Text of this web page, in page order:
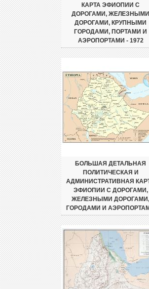
КАРТА ЭФИОПИИ С
ДОРОГАМИ, ЖЕЛЕЗНЫМИ
ДОРОГАМИ, КРУПНЫМИ
ГОРОДАМИ, ПОРТАМИ И
АЭРОПОРТАМИ - 1972
БОЛЬШАЯ ДЕТАЛЬНАЯ
ПОЛИТИЧЕСКАЯ И
АДМИНИСТРАТИВНАЯ
ЭФИОПИИ С ДОРОГАМИ,
ЖЕЛЕЗНЫМИ ДОРОГАМИ,
ГОРОДАМИ И